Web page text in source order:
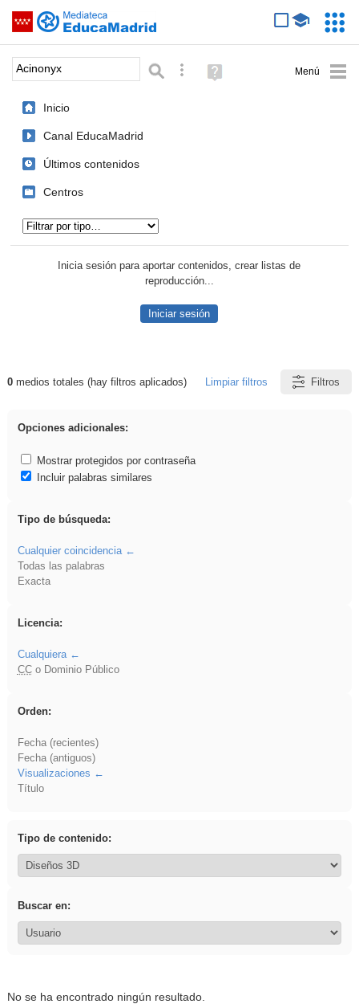
Saltar navegación
Palabra o frase: Búsqueda avanzada
Ayuda
(en
Inicio
Canal EducaMadrid
Últimos contenidos
Centros
Inicia sesión para aportar contenidos, crear listas de
reproducción...
Iniciar sesión
Resultados de: Acinonyx
0medios totales (hay filtros aplicados) Limpiar filtros Filtros
Opciones adicionales:
Mostrar protegidos por contraseña
Incluir palabras similares
Tipo de búsqueda:
Cualquier coincidencia
Todas las palabras
Exacta
Licencia:
Cualquiera
CCo Dominio Público
Orden:
Fecha (recientes)
Fecha (antiguos)
Visualizaciones
Título
Tipo de contenido:
Buscar en:
No se ha encontrado ningún resultado.